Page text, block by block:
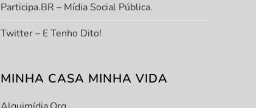
Participa.BR – Mídia Social Pública.
Twitter – E Tenho Dito!
MINHA CASA MINHA VIDA